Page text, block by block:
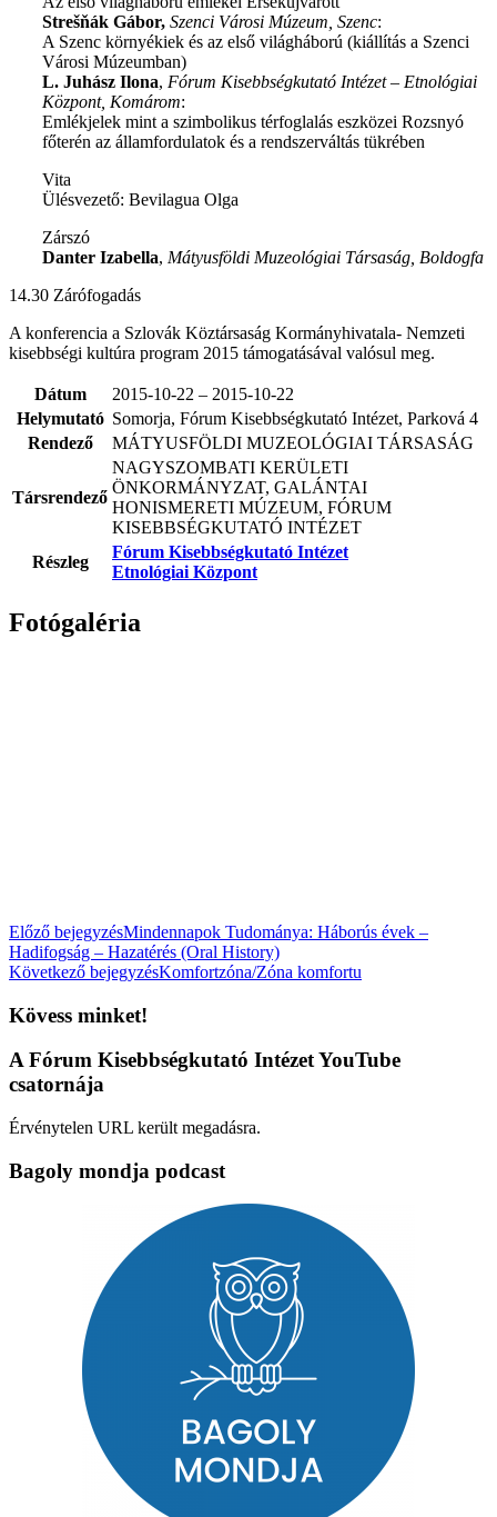
Strešňák Gábor, Szenci Városi Múzeum, Szenc:
A Szenc környékiek és az első világháború (kiállítás a Szenci
Városi Múzeumban)
L. Juhász Ilona, Fórum Kisebbségkutató Intézet – Etnológiai
Központ, Komárom:
Emlékjelek mint a szimbolikus térfoglalás eszközei Rozsnyó
főterén az államfordulatok és a rendszerváltás tükrében
Vita
Ülésvezető: Bevilagua Olga
Zárszó
Danter Izabella, Mátyusföldi Muzeológiai Társaság, Boldogfa
14.30 Zárófogadás
A konferencia a Szlovák Köztársaság Kormányhivatala- Nemzeti
kisebbségi kultúra program 2015 támogatásával valósul meg.
Dátum
2015-10-22 – 2015-10-22
Helymutató Somorja, Fórum Kisebbségkutató Intézet, Parková 4
Rendező
MÁTYUSFÖLDI MUZEOLÓGIAI TÁRSASÁG
Társrendező
NAGYSZOMBATI KERÜLETI
ÖNKORMÁNYZAT, GALÁNTAI
HONISMERETI MÚZEUM, FÓRUM
KISEBBSÉGKUTATÓ INTÉZET
Részleg
Fórum Kisebbségkutató Intézet
Etnológiai Központ
Fotógaléria
Előző bejegyzésMindennapok Tudománya: Háborús évek –
Hadifogság – Hazatérés (Oral History)
Következő bejegyzésKomfortzóna/Zóna komfortu
Kövess minket!
A Fórum Kisebbségkutató Intézet YouTube
csatornája
Érvénytelen URL került megadásra.
Bagoly mondja podcast